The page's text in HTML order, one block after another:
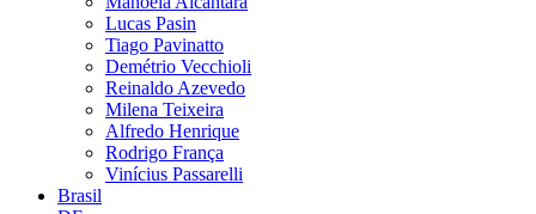
Lucas Pasin
Tiago Pavinatto
Demétrio Vecchioli
Reinaldo Azevedo
Milena Teixeira
Alfredo Henrique
Rodrigo França
Vinícius Passarelli
Brasil